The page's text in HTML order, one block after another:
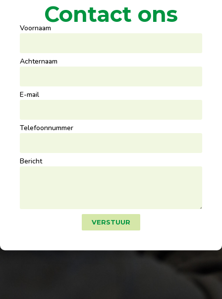
Contact ons
Voornaam
Achternaam
E-mail
Telefoonnummer
Bericht
VERSTUUR